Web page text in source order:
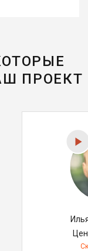
ПРОЕКТ